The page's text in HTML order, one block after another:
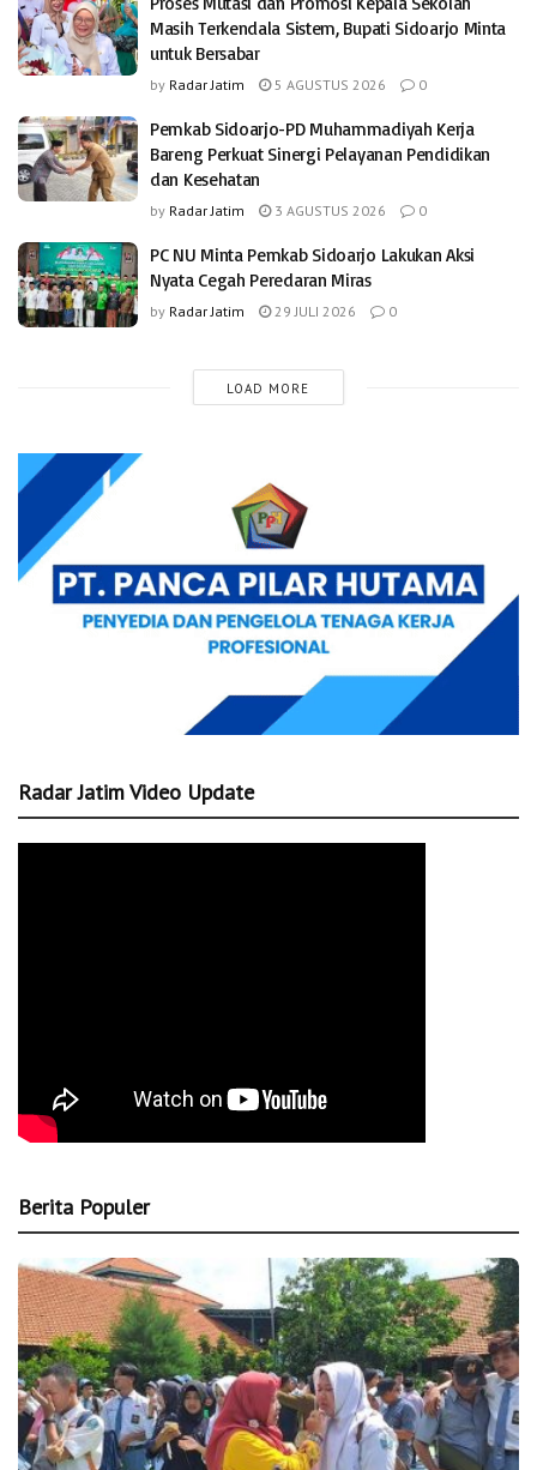
Masih Terkendala Sistem, Bupati Sidoarjo Minta
untuk Bersabar
by Radar Jatim 5 AGUSTUS 2026 0
Pemkab Sidoarjo-PD Muhammadiyah Kerja
Bareng Perkuat Sinergi Pelayanan Pendidikan
dan Kesehatan
by Radar Jatim 3 AGUSTUS 2026 0
PC NU Minta Pemkab Sidoarjo Lakukan Aksi
Nyata Cegah Peredaran Miras
by Radar Jatim 29 JULI 2026 0
LOAD MORE
Radar Jatim Video Update
Berita Populer